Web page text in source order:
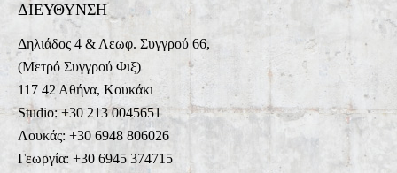
ΔΙΕΥΘΥΝΣΗ
Δηλιάδος 4 & Λεωφ. Συγγρού 66,
(Μετρό Συγγρού Φιξ)
117 42 Αθήνα, Κουκάκι
Studio: +30 213 0045651
Λουκάς: +30 6948 806026
Γεωργία: +30 6945 374715